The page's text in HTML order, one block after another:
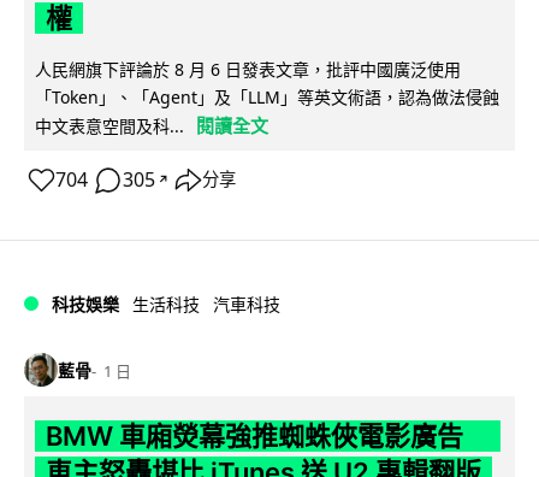
權
人民網旗下評論於 8 月 6 日發表文章，批評中國廣泛使用
「Token」、「Agent」及「LLM」等英文術語，認為做法侵蝕
中文表意空間及科...
閱讀全文
704 305 ↗ 分享
科技娛樂 生活科技 汽車科技
藍骨 1 日
BMW 車廂熒幕強推蜘蛛俠電影廣告